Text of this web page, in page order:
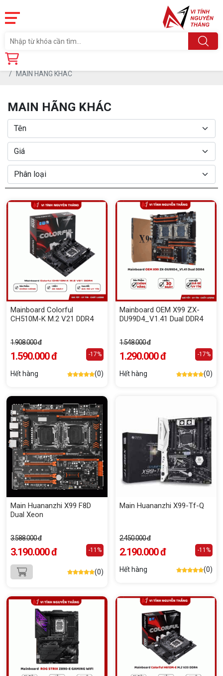
Trang chủ
MAIN HÃNG KHÁC
MAIN HÃNG KHÁC
Mainboard Colorful
CH510M-K M.2 V21 DDR4
1.908.000 đ
1.590.000 đ -17%
Hết hàng (0)
Mainboard OEM X99 ZX-
DU99D4_V1.41 Dual DDR4
1.548.000 đ
1.290.000 đ -17%
Hết hàng (0)
Main Huananzhi X99 F8D
Dual Xeon
3.588.000 đ
3.190.000 đ -11%
(0)
Main Huananzhi X99-Tf-Q
2.450.000 đ
2.190.000 đ -11%
Hết hàng (0)